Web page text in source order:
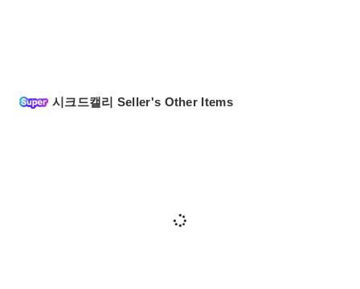
시크드캘리 Seller's Other Items